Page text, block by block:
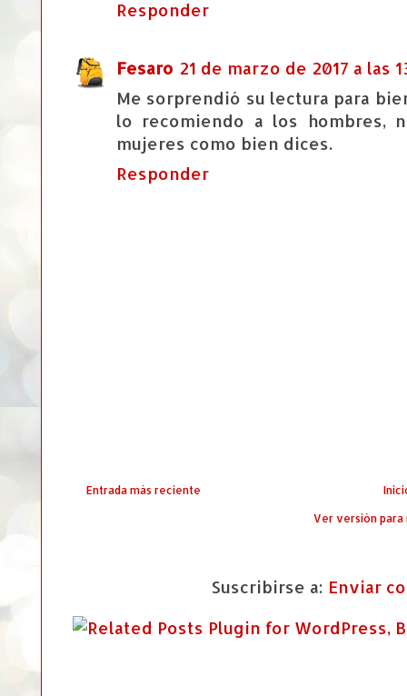
Responder
Fesaro 21 de marzo de 2017 a las
Me sorprendió su lectura para
lo recomiendo a los hombres,
mujeres como bien dices.
Responder
Entrada más reciente
Ver versión
Suscribirse a: Enviar